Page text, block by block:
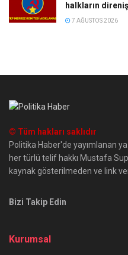
halkların
7 AĞUSTOS 2026
© Tüm hakları saklıdır
Politika Haber'de yayımlanan
her türlü telif hakkı Mustafa
kaynak gösterilmeden ve link
Bizi Takip Edin
Kurumsal